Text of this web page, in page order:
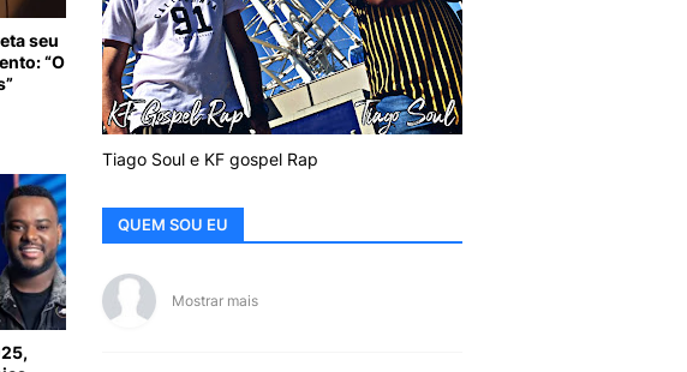
seu
“O
Tiago Soul e KF gospel Rap
QUEM SOU EU
Mostrar mais